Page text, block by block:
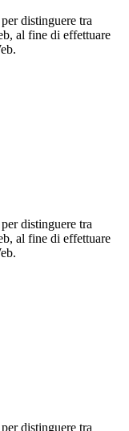
distinguere tra
al fine di effettuare
distinguere tra
al fine di effettuare
distinguere tra